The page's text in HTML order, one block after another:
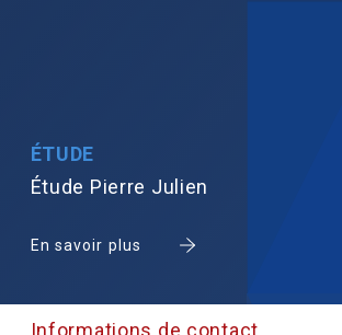
ÉTUDE
Étude Pierre Julien
En savoir plus
Informations de contact